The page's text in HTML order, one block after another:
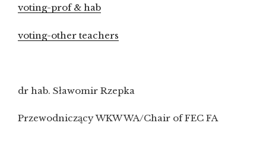
voting-prof & hab
voting-other teachers
dr hab. Sławomir Rzepka
Przewodniczący WKW WA/Chair of FEC FA